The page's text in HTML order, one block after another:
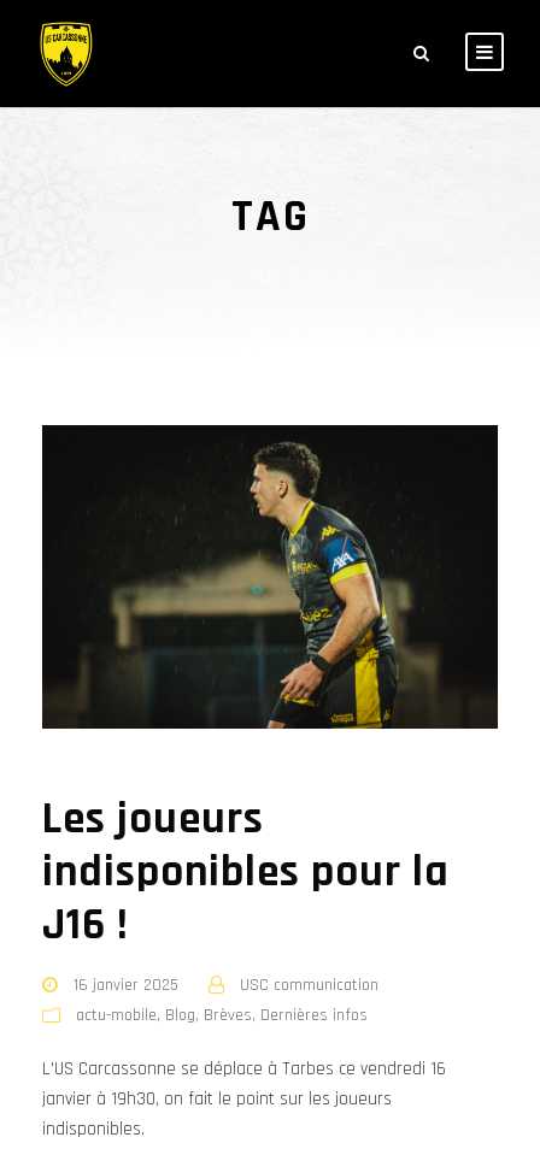
TAG
Les joueurs
indisponibles pour la
J16 !
16 janvier 2025
USC communication
actu-mobile, Blog, Brèves, Dernières infos
L'US Carcassonne se déplace à Tarbes ce vendredi 16
janvier à 19h30, on fait le point sur les joueurs
indisponibles.